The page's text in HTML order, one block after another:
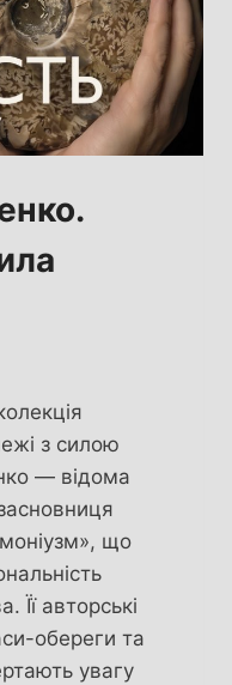
з силою
— відома
що
Її авторські
обереги та
увагу